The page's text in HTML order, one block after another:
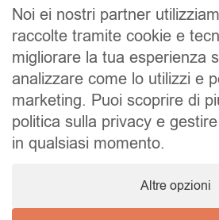
disponibili
24, 7 giorni
su 7 per
fornire
un'assistenza
completa
per
un'amministrazione
funerale
all'estero
aereo
della
salma
Cremazione
all'estero
sulla
Noi ei nostri partner
raccolte tramite cookie e
migliorare la tua esperienza
analizzare come lo utilizzi e
marketing. Puoi scoprire di
politica sulla privacy e
in qualsiasi momento.
Altre opzioni